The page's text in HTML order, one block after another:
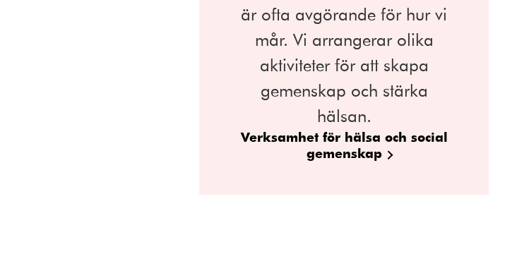
är ofta avgörande för hur vi
mår. Vi arrangerar olika
aktiviteter för att skapa
gemenskap och stärka
hälsan.
Verksamhet för hälsa och social
gemenskap